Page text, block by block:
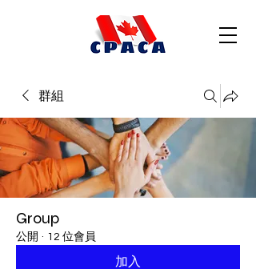
群組
Group
公開 · 12 位會員
加入